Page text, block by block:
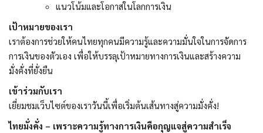
แนวโน้มและโอกาสในโลกการเงิน
เป้าหมายของเรา
เราต้องการช่วยให้คนไทยทุกคนมีความรู้และความมั่นใจในการจัดการ
การเงินของตัวเอง เพื่อให้บรรลุเป้าหมายทางการเงินและสร้างความ
มั่งคั่งที่ยั่งยืน
เข้าร่วมกับเรา
เยี่ยมชมเว็บไซต์ของเราวันนี้เพื่อเริ่มต้นเส้นทางสู่ความมั่งคั่ง!
ไทยมั่งคั่ง – เพราะความรู้ทางการเงินคือกุญแจสู่ความสำเร็จ